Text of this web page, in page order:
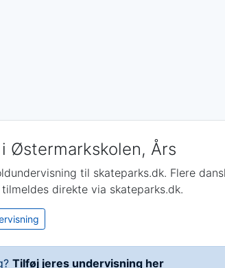
Østermarkskolen, Års
til skateparks.dk. Flere
direkte via skateparks.dk.
Tilføj jeres undervisning her